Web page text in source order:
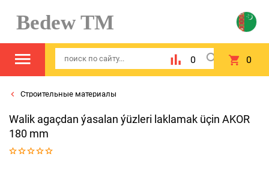
Bedew TM
0 0
Строительные материалы
Walik agaçdan ýasalan ýüzleri laklamak üçin AKOR
180 mm